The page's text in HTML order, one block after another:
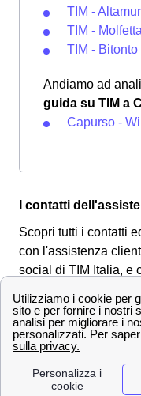
TIM -
TIM - Molfetta
TIM - Bitonto
Andiamo ad
guida su TIM a
Capurso -
I contatti
Scopri tutti i contatti
con l'assistenza
social di TIM Italia, e
Come ottenere un
TIM a Capurso? 📩
Possono esserci
reclamo alla TIM